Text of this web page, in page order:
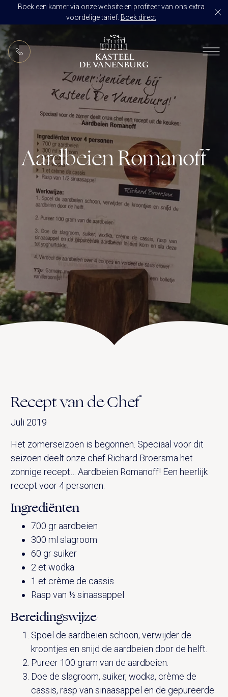
Boek een kamer via onze website en profiteer van ons extra
voordelige tarief. Boek direct
NL
RESTAURANT DE VANENBURG
BRASSERIE DE HOEVE
CULINAIR GENIETEN ARRANGEMENT
ARRANGEMENTEN
ALLES OP ÉÉN LOCATIE
TROUWZALEN
VOORBEELDOFFERTE
BRUIDSSUITE
TROUWLOCATIE ROUTE
ARRANGEMENTEN
ACTIVITEITEN
CONGRES OF CONFERENTIE
EVENEMENT
VERGADERING
VERGADEREN MET OVERNACHTING
ZALEN
JUBILEUM
FEEST
CONCERT
GROEPSDINER
UITVAART EN CONDOLEANCE
OVER KASTEEL DE VANENBURG
GESCHIEDENIS
ONS TEAM
AGENDA
PLATTEGROND
VERHALEN
IN DE OMGEVING
HUISREGELS EN VEELGESTELDE VRAGEN
Vanenburgerallee 13
3882 RH Putten
Route plannen
info@vanenburg.nl
0341 375 454
Aardbeien Romanoff
Recept van de Chef
Juli 2019
Het zomerseizoen is begonnen. Speciaal voor dit
seizoen deelt onze chef Richard Broersma het
zonnige recept… Aardbeien Romanoff! Een heerlijk
recept voor 4 personen.
Ingrediënten
700 gr aardbeien
300 ml slagroom
60 gr suiker
2 et wodka
1 et crème de cassis
Rasp van ½ sinaasappel
Bereidingswijze
Spoel de aardbeien schoon, verwijder de
kroontjes en snijd de aardbeien door de helft.
Pureer 100 gram van de aardbeien.
Doe de slagroom, suiker, wodka, crème de
cassis, rasp van sinaasappel en de gepureerde